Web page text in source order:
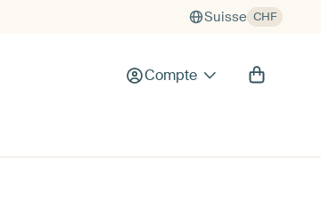
Suisse CHF
Compte